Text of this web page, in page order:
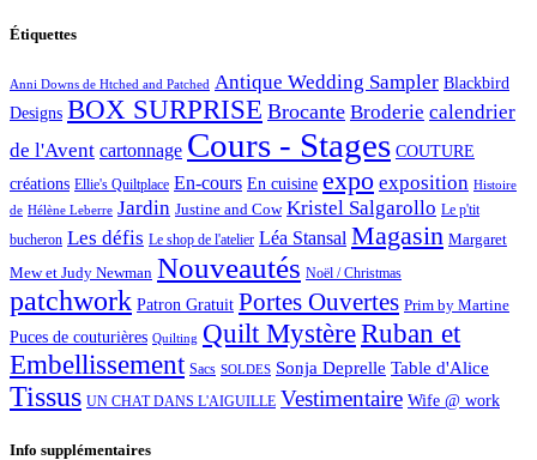
Étiquettes
Anni Downs de Htched and Patched Antique Wedding Sampler Blackbird
Designs BOX SURPRISE Brocante Broderie calendrier
de l'Avent cartonnage Cours - Stages COUTURE
créations Ellie's Quiltplace En-cours En cuisine expo exposition Histoire
de Hélène Leberre Jardin Justine and Cow Kristel Salgarollo Le p'tit
bucheron Les défis Le shop de l'atelier Léa Stansal Magasin Margaret
Mew et Judy Newman Nouveautés Noël / Christmas
patchwork Patron Gratuit Portes Ouvertes Prim by Martine
Puces de couturières Quilting Quilt MystèreRuban et
Embellissement Sacs SOLDES Sonja Deprelle Table d'Alice
Tissus UN CHAT DANS L'AIGUILLE Vestimentaire Wife @ work
Info supplémentaires